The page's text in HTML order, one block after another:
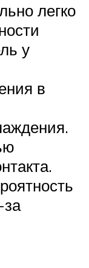
легко
у
в